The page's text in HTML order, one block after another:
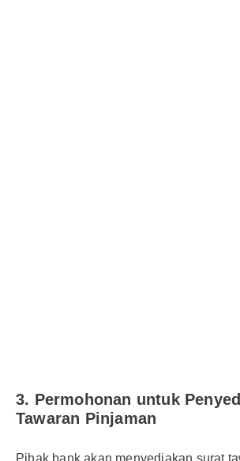
3. Permohonan untuk
Tawaran Pinjaman
Pihak bank akan menyediakan surat